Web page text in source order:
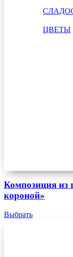
ЦВЕТЫ
Композиция из
короной»
Выбрать